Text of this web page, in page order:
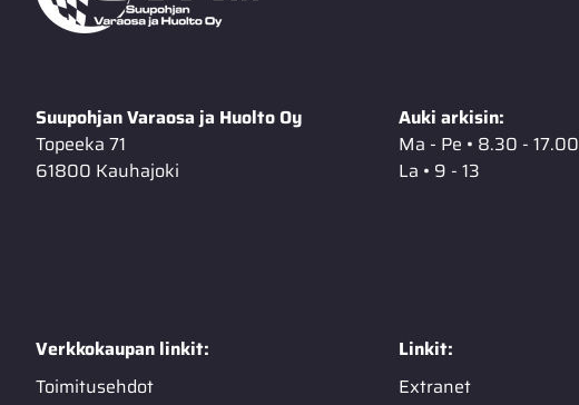
Suupohjan Varaosa ja Huolto Oy
Topeeka 71
61800 Kauhajoki
Auki arkisin:
Ma - Pe • 8.30 - 17.00
La • 9 - 13
Verkkokaupan linkit:
Toimitusehdot
Linkit:
Extranet